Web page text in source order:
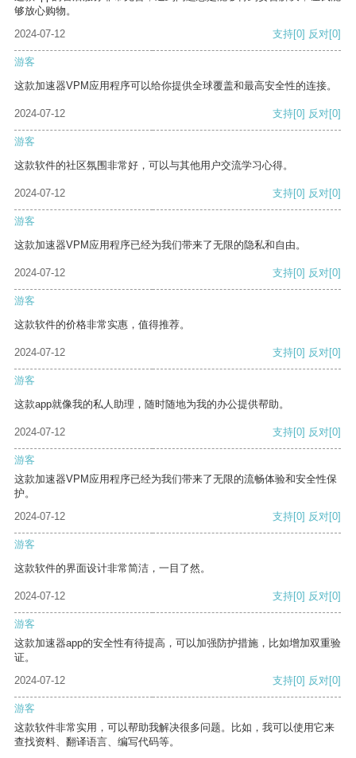
够放心购物。
2024-07-12
支持[0] 反对[0]
游客
这款加速器VPM应用程序可以给你提供全球覆盖和最高安全性的连接。
2024-07-12 支持[0] 反对[0]
游客
这款软件的社区氛围非常好，可以与其他用户交流学习心得。
2024-07-12 支持[0] 反对[0]
游客
这款加速器VPM应用程序已经为我们带来了无限的隐私和自由。
2024-07-12 支持[0] 反对[0]
游客
这款软件的价格非常实惠，值得推荐。
2024-07-12 支持[0] 反对[0]
游客
这款app就像我的私人助理，随时随地为我的办公提供帮助。
2024-07-12 支持[0] 反对[0]
游客
这款加速器VPM应用程序已经为我们带来了无限的流畅体验和安全性保
护。
2024-07-12
支持[0] 反对[0]
游客
这款软件的界面设计非常简洁，一目了然。
2024-07-12 支持[0] 反对[0]
游客
这款加速器app的安全性有待提高，可以加强防护措施，比如增加双重验
证。
2024-07-12
支持[0] 反对[0]
游客
这款软件非常实用，可以帮助我解决很多问题。比如，我可以使用它来
查找资料、翻译语言、编写代码等。